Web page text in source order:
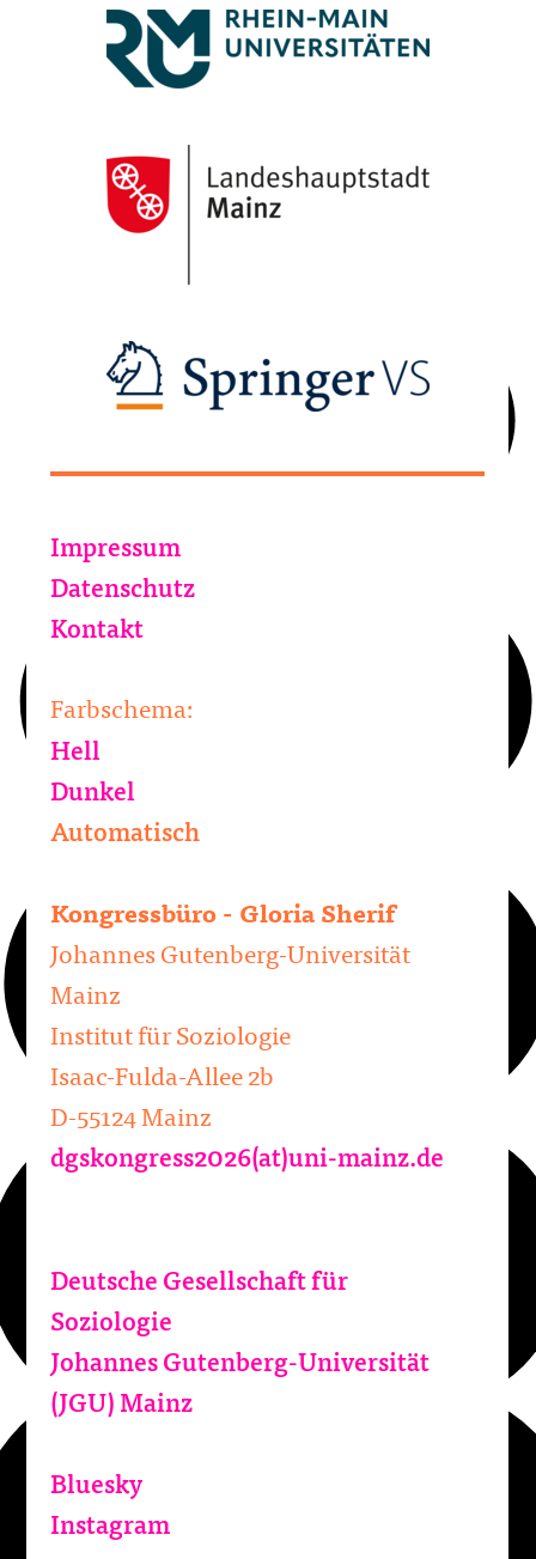
Impressum
Datenschutz
Kontakt
Farbschema:
Hell
Dunkel
Automatisch
Kongressbüro - Gloria Sherif
Johannes Gutenberg-Universität
Mainz
Institut für Soziologie
Isaac-Fulda-Allee 2b
D-55124 Mainz
dgskongress2026(at)uni-mainz.de
Deutsche Gesellschaft für
Soziologie
Johannes Gutenberg-Universität
(JGU) Mainz
Bluesky
Instagram